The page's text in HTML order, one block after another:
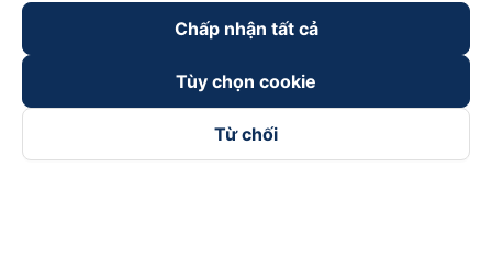
Chấp nhận tất cả
Tùy chọn cookie
Từ chối